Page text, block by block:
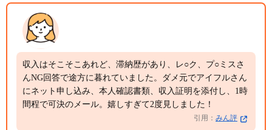
収入はそこそこあれど、滞納歴があり、レ○ク、プ○ミスさ
んNG回答で途方に暮れていました。ダメ元でアイフルさん
にネット申し込み、本人確認書類、収入証明を添付し、1時
間程で可決のメール。嬉しすぎて2度見しました！
引用： みん評